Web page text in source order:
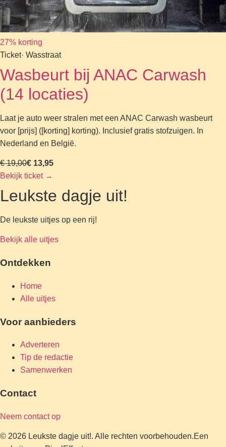
27% korting
Ticket· Wasstraat
Wasbeurt bij ANAC Carwash
(14 locaties)
Laat je auto weer stralen met een ANAC Carwash wasbeurt
voor [prijs] ([korting] korting). Inclusief gratis stofzuigen. In
Nederland en België.
€ 19,00€ 13,95
Bekijk ticket →
Leukste dagje uit!
De leukste uitjes op een rij!
Bekijk alle uitjes
Ontdekken
Home
Alle uitjes
Voor aanbieders
Adverteren
Tip de redactie
Samenwerken
Contact
Neem contact op
© 2026 Leukste dagje uit!. Alle rechten voorbehouden.Een